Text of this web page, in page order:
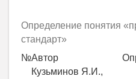
Определение понятия
стандарт»
№Автор
Кузьминов Я.И.,